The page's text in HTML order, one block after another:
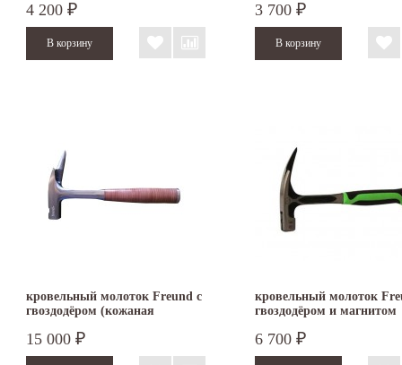
4 200 ₽ 3 700 ₽
кровельный молоток Freund с
гвоздодёром (кожаная
15 000 ₽
кровельный молоток
гвоздодёром и магнитом
6 700 ₽